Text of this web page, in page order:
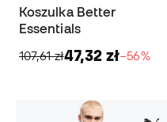
Koszulka Better
Essentials
107,61 zł47,32 zł−56%